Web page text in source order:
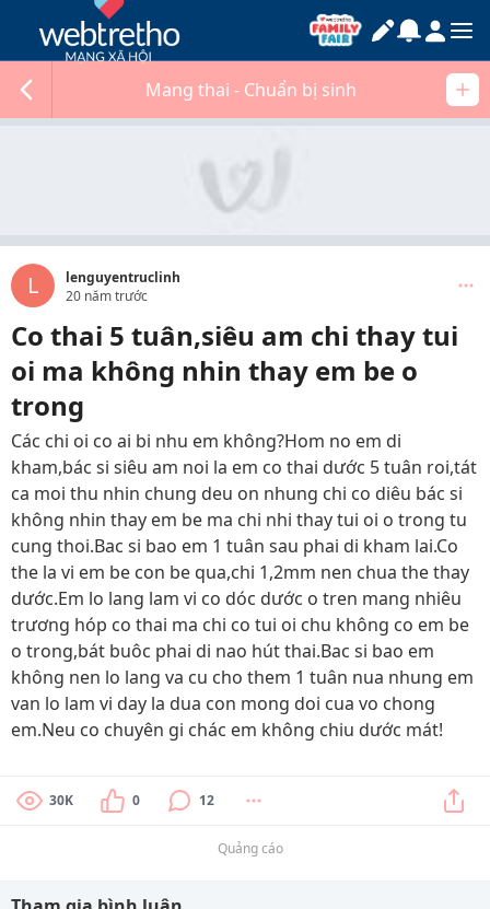
Mang thai - Chuẩn bị sinh
L
lenguyentruclinh
20 năm trước
Co thai 5 tuân,siêu am chi thay tui
oi ma không nhin thay em be o
trong
Các chi oi co ai bi nhu em không?Hom no em di
kham,bác si siêu am noi la em co thai dước 5 tuân roi,tát
ca moi thu nhin chung deu on nhung chi co diêu bác si
không nhin thay em be ma chi nhi thay tui oi o trong tu
cung thoi.Bac si bao em 1 tuân sau phai di kham lai.Co
the la vi em be con be qua,chi 1,2mm nen chua the thay
dước.Em lo lang lam vi co dóc dước o tren mang nhiêu
trương hóp co thai ma chi co tui oi chu không co em be
o trong,bát buôc phai di nao hút thai.Bac si bao em
không nen lo lang va cu cho them 1 tuân nua nhung em
van lo lam vi day la dua con mong doi cua vo chong
em.Neu co chuyên gi chác em không chiu dước mát!
30K 0 12
Quảng cáo